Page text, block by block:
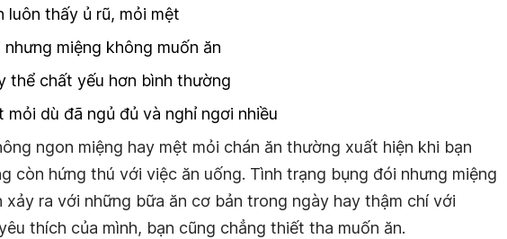
luôn thấy ủ rũ, mỏi mệt
nhưng miệng không muốn ăn
thể chất yếu hơn bình thường
mỏi dù đã ngủ đủ và nghỉ ngơi nhiều
ngon miệng hay mệt mỏi chán ăn thường xuất hiện khi bạn
còn hứng thú với việc ăn uống. Tình trạng bụng đói nhưng miệng
xảy ra với những bữa ăn cơ bản trong ngày hay thậm chí với
thích của mình, bạn cũng chẳng thiết tha muốn ăn.